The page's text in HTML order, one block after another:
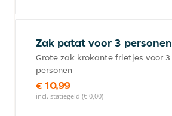
Zak patat voor 3 personen
Grote zak krokante frietjes voor 3
personen
€ 10,99
incl. statiegeld (€ 0,00)